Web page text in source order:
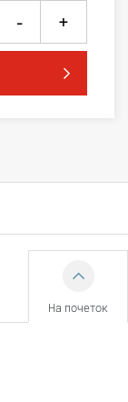
- +
На почеток